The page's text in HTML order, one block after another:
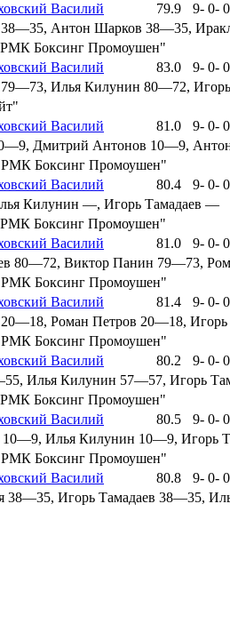
Василий 79.9 9- 0- 0
Антон Шарков 38—35,
Боксинг Промоушен"
Василий 83.0 9- 0- 0
Илья Килунин 80—72,
Василий 81.0 9- 0- 0
Дмитрий Антонов 10—9,
Боксинг Промоушен"
Василий 80.4 9- 0- 0
Килунин —, Игорь Тамадаев —
Боксинг Промоушен"
Василий 81.0 9- 0- 0
80—72, Виктор Панин 79—73,
Боксинг Промоушен"
Василий 81.4 9- 0- 0
Роман Петров 20—18,
Боксинг Промоушен"
Василий 80.2 9- 0- 0
Илья Килунин 57—57, Игорь
Боксинг Промоушен"
Василий 80.5 9- 0- 0
10—9, Илья Килунин 10—9, Игорь
Боксинг Промоушен"
Василий 80.8 9- 0- 0
38—35, Игорь Тамадаев 38—35,